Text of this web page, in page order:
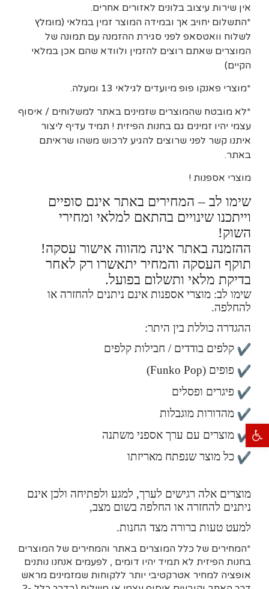
אין שירות עיצוב בלונים לאזורים אחרים.
*התשלום יחויב אך ובמידה המוצר זמין במלאי (מומלץ
לשלוח וואטסאפ לפני סגירת ההזמנה עם תמונה של
המוצרים שאתם רוצים להזמין ולוודא שהם אכן במלאי
הקיים)
*מוצרי פאנקו פופ מיועדים לגילאי 13 ומעלה.
*לא מובטח שהמוצרים שזמינים באתר למשלוחים / איסוף
עצמי יהיו זמינים גם בחנות הפיזית ! תמיד עדיף ליצור
איתנו קשר לפני שרוצים להגיע לרכוש משהו שראיתם
באתר.
מוצרי אספנות !
שימו לב – המחירים באתר אינם סופיים
וייתכנו שינויים בהתאם למלאי ומחירי
השוק!
ההזמנה באתר אינה מהווה אישור עסקה!
תוקף העסקה והמחיר יתאשרו רק לאחר
בדיקת מלאי ותשלום בפועל.
שימו לב: מוצרי אספנות אינם ניתנים להחזרה או
להחלפה.
ההגדרה כוללת בין היתר:
קלפים בודדים / חבילות קלפים
פופים (Funko Pop)
פיגרים ופסלים
מהדורות מוגבלות
מוצרים עם ערך אספני משתנה
כל מוצר שנפתח מאריזתו
מוצרים אלה רגישים לערך, למגע ולפתיחה ולכן אינם
ניתנים להחזרה או החלפה בשום מצב,
למעט טעות ברורה מצד החנות.
*המחירים של כלל המוצרים באתר והמחירים של המוצרים
בחנות הפיזית לא תמיד יהיו דומים , לפעמים אנחנו נותנים
אופציה למחיר אטרקטיבי יותר ללקוחות שמזמינים מראש
פתח סרגל נגישות